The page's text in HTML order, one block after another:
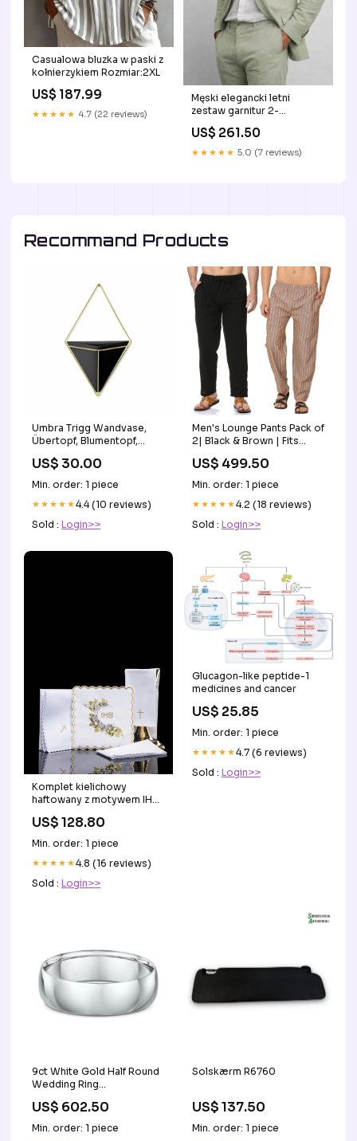
Casualowa bluzka w paski z
kołnierzykiem Rozmiar:2XL
US$ 187.99
★★★★★ 4.7 (22 reviews)
Męski elegancki letni
zestaw garnitur 2-
Rozmiar:M
US$ 261.50
★★★★★ 5.0 (7 reviews)
Recommand Products
Umbra Trigg Wandvase,
Übertopf, Blumentopf,
Schwarz/Messing,
Keramik/Metall, Groß,
470752-1137 gpsr
US$ 30.00
Min. order: 1 piece
★★★★★4.4 (10 reviews)
Sold : Login>>
Men's Lounge Pants Pack of
2| Black & Brown | Fits
Seasonings & Spices
US$ 499.50
Min. order: 1 piece
★★★★★4.2 (18 reviews)
Sold : Login>>
Komplet kielichowy
haftowany z motywem IHS
US$ 128.80
Min. order: 1 piece
★★★★★4.8 (16 reviews)
Sold : Login>>
Glucagon-like peptide-1
medicines and cancer
US$ 25.85
Min. order: 1 piece
★★★★★4.7 (6 reviews)
Sold : Login>>
9ct White Gold Half Round
Wedding Ring
US$ 602.50
Min. order: 1 piece
Solskærm R6760
US$ 137.50
Min. order: 1 piece